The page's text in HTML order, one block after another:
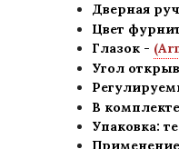
Дверная
Цвет
Глазок -
Угол
В
Упаковка:
Применение